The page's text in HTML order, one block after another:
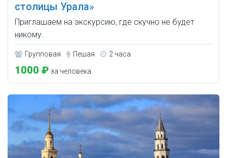
столицы Урала»
Приглашаем на экскурсию, где скучно не будет
никому.
Групповая Пешая 2 часа
1000 ₽ за человека